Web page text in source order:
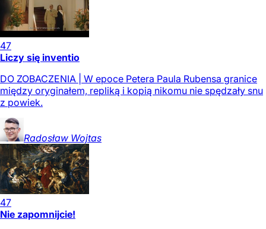
47
Liczy się inventio
DO ZOBACZENIA | W epoce Petera Paula Rubensa granice
między oryginałem, repliką i kopią nikomu nie spędzały snu
z powiek.
Radosław Wojtas
47
Nie zapomnijcie!